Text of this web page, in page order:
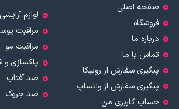
صفحه اصلی
فروشگاه
درباره ما
تماس با ما
پیگیری سفارش از روبیکا
پیگیری سفارش از واتساپ
حساب کاربری من
لوازم آرایشی
مراقبت
مراقبت مو
پاکسازی
ضد آفتاب
ضد چروک